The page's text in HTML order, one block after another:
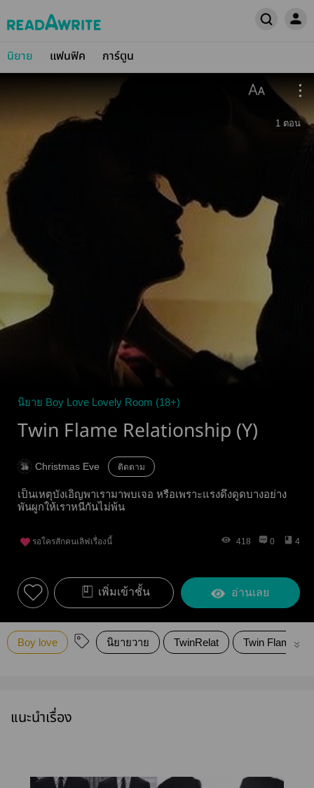
นิยาย แฟนฟิค การ์ตูน
1 ตอน
นิยาย Boy Love Lovely Room (18+)
Twin Flame Relationship (Y)
Christmas Eve ติดตาม
เป็นเหตุบังเอิญพาเรามาพบเจอ หรือเพราะแรงดึงดูดบางอย่าง
พันผูกให้เราหนีกันไม่พ้น
รอใครสักคนเลิฟเรื่องนี้ 418 0 4
เพิ่มเข้าชั้น อ่านเลย
Boy love นิยายวาย TwinRelat Twin Flame
แนะนำเรื่อง